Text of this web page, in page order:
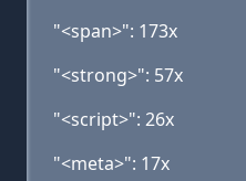
"<span>": 173x
"<strong>": 57x
"<script>": 26x
"<meta>": 17x